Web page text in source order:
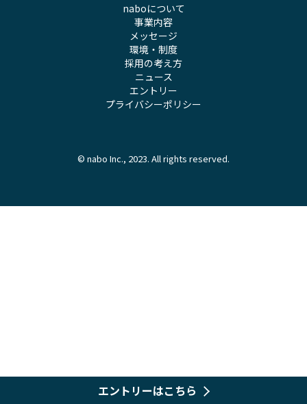
naboについて
事業内容
メッセージ
環境・制度
採用の考え方
ニュース
エントリー
プライバシーポリシー
© nabo Inc., 2023. All rights reserved.
エントリーはこちら